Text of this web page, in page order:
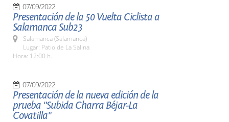
07/09/2022
Presentación de la 50 Vuelta Ciclista a
Salamanca Sub23
Salamanca (Salamanca)
Lugar: Patio de La Salina
Hora: 12:00 h.
07/09/2022
Presentación de la nueva edición de la
prueba "Subida Charra Béjar-La
Covatilla"